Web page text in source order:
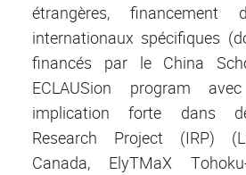
étrangères, financement
internationaux spécifiques
financés par le China
ECLAUSion program
implication forte dans
Research Project (IRP)
Canada, ElyTMaX